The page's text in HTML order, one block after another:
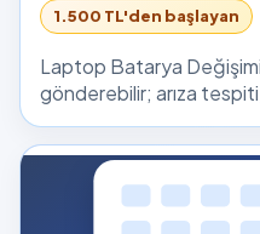
1.500 TL'den başlayan
Laptop Batarya
gönderebilir; arıza